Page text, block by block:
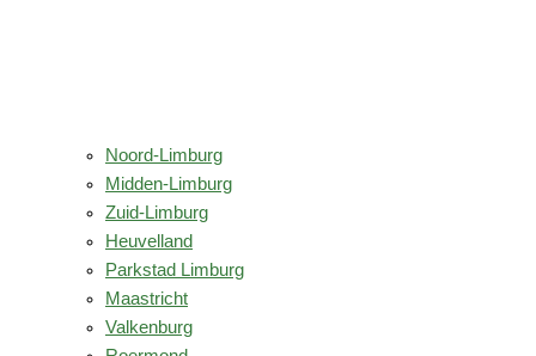
Noord-Limburg
Midden-Limburg
Zuid-Limburg
Heuvelland
Parkstad Limburg
Maastricht
Valkenburg